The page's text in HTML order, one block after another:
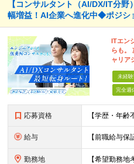
【コンサルタント（AI/DX/IT分
幅増益！AI企業へ進化中◆ポジシ
ITエン
らも。
ャリア
未経験
完全週
応募資格
給与
勤務地